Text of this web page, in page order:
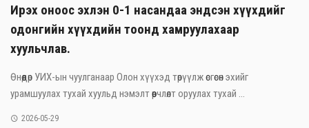
Ирэх оноос эхлэн 0-1 насандаа эндсэн хүүхдийг
одонгийн хүүхдийн тоонд хамруулахаар
хуульчлав.
Өнөөдөр УИХ-ын чуулганаар Олон хүүхэд төрүүлж өсгөсөн эхийг
урамшуулах тухай хуульд нэмэлт өөрчлөлт оруулах тухай ...
2026-05-29